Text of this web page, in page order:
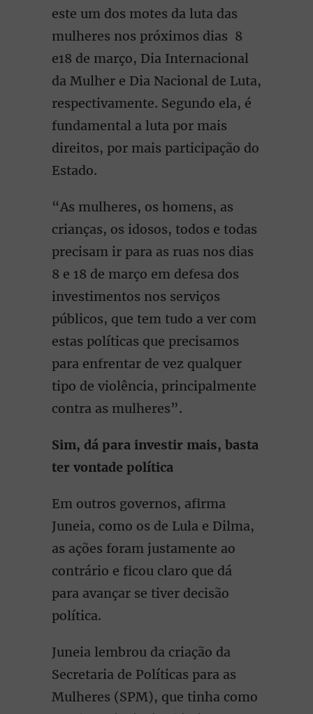
este um dos motes da luta das
mulheres nos próximos dias 8
e18 de março, Dia Internacional
da Mulher e Dia Nacional de Luta,
respectivamente. Segundo ela, é
fundamental a luta por mais
direitos, por mais participação do
Estado.
“As mulheres, os homens, as
crianças, os idosos, todos e todas
precisam ir para as ruas nos dias
8 e 18 de março em defesa dos
investimentos nos serviços
públicos, que tem tudo a ver com
estas políticas que precisamos
para enfrentar de vez qualquer
tipo de violência, principalmente
contra as mulheres”.
Sim, dá para investir mais, basta
ter vontade política
Em outros governos, afirma
Juneia, como os de Lula e Dilma,
as ações foram justamente ao
contrário e ficou claro que dá
para avançar se tiver decisão
política.
Juneia lembrou da criação da
Secretaria de Políticas para as
Mulheres (SPM), que tinha como